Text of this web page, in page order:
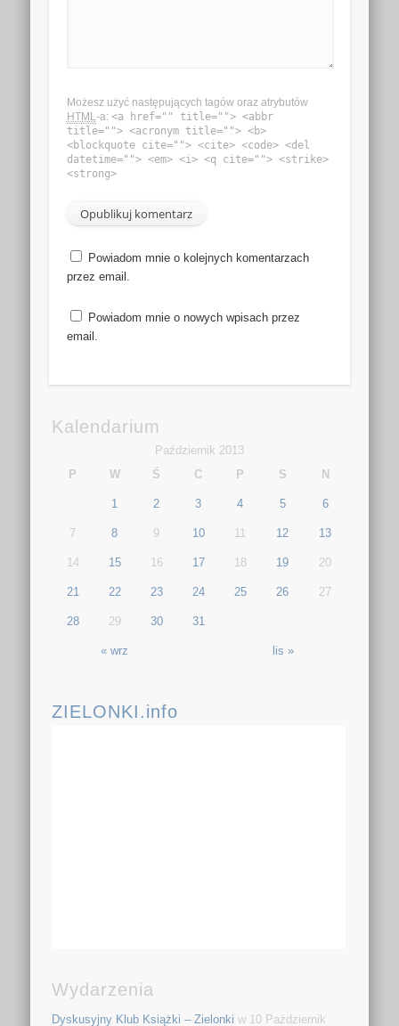
Możesz użyć następujących tagów oraz atrybutów
HTML -a: <a href="" title=""> <abbr
title=""> <acronym title=""> <b>
<blockquote cite=""> <cite> <code> <del
datetime=""> <em> <i> <q cite=""> <strike>
<strong>
Powiadom mnie o kolejnych komentarzach
przez email.
Powiadom mnie o nowych wpisach przez
email.
Kalendarium
Październik 2013
P
W Ś C P S N
« wrz lis »
1 2 3 4 5 6
7 8 9 10 11 12 13
14 15 16 17 18 19 20
21 22 23 24 25 26 27
28 29 30 31
ZIELONKI.info
Wydarzenia
Dyskusyjny Klub Książki – Zielonki w 10 Październik